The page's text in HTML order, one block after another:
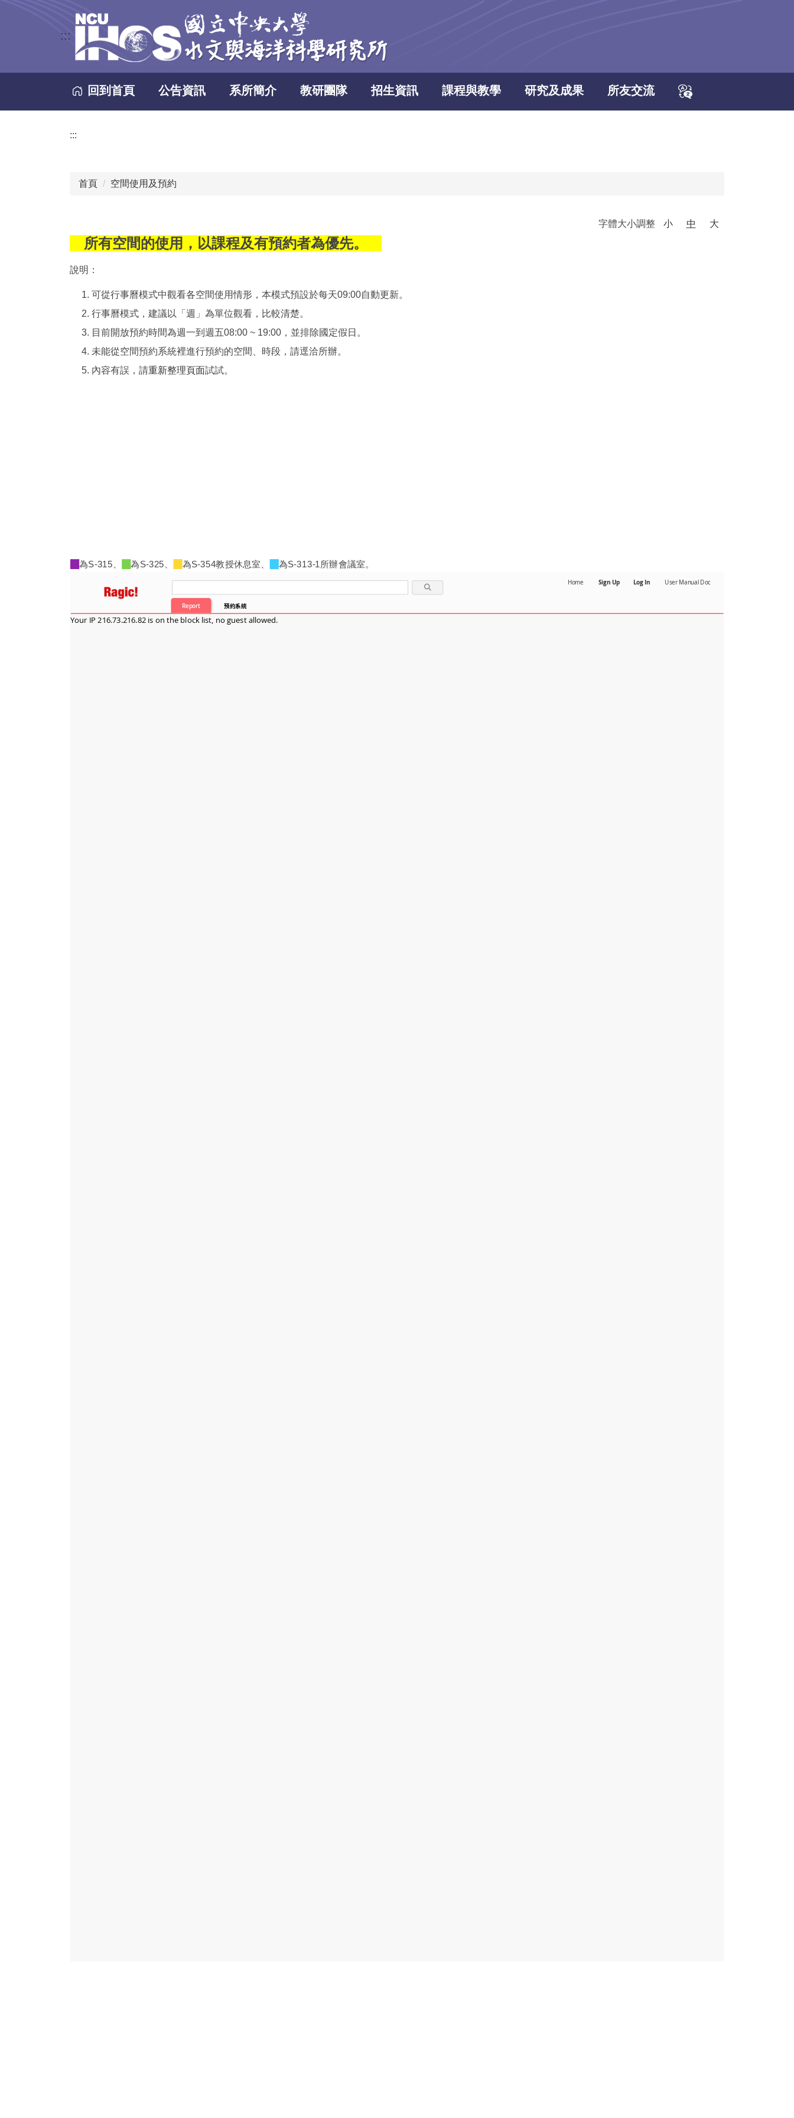
:::
回到首頁 公告資訊 系所簡介 教研團隊 招生資訊 課程與教學 研究及成果 所友交流
:::
首頁 空間使用及預約
字體大小調整 小 中 大
所有空間的使用，以課程及有預約者為優先。
說明：
1. 可從行事曆模式中觀看各空間使用情形，本模式預設於每天09:00自動更新。
2. 行事曆模式，建議以「週」為單位觀看，比較清楚。
3. 目前開放預約時間為週一到週五08:00 ~ 19:00，並排除國定假日。
4. 未能從空間預約系統裡進行預約的空間、時段，請逕洽所辦。
5. 內容有誤，請重新整理頁面試試。
為S-315、 為S-325、 為S-354教授休息室、 為S-313-1所辦會議室。